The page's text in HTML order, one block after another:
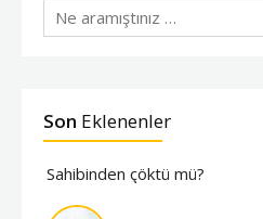
Son Eklenenler
Sahibinden çöktü mü?